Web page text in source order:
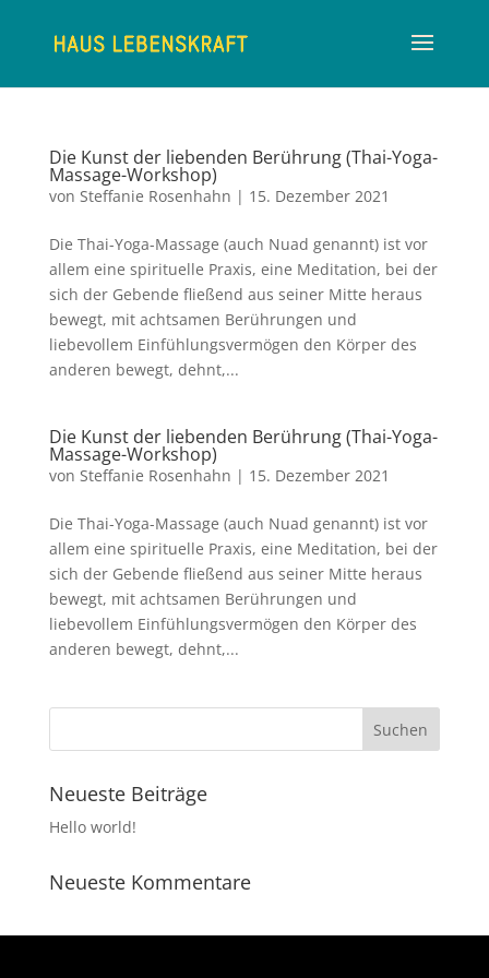
Die Kunst der liebenden Berührung (Thai-Yoga-
Massage-Workshop)
von Steffanie Rosenhahn | 15. Dezember 2021
Die Thai-Yoga-Massage (auch Nuad genannt) ist vor
allem eine spirituelle Praxis, eine Meditation, bei der
sich der Gebende fließend aus seiner Mitte heraus
bewegt, mit achtsamen Berührungen und
liebevollem Einfühlungsvermögen den Körper des
anderen bewegt, dehnt,...
Die Kunst der liebenden Berührung (Thai-Yoga-
Massage-Workshop)
von Steffanie Rosenhahn | 15. Dezember 2021
Die Thai-Yoga-Massage (auch Nuad genannt) ist vor
allem eine spirituelle Praxis, eine Meditation, bei der
sich der Gebende fließend aus seiner Mitte heraus
bewegt, mit achtsamen Berührungen und
liebevollem Einfühlungsvermögen den Körper des
anderen bewegt, dehnt,...
Neueste Beiträge
Hello world!
Neueste Kommentare